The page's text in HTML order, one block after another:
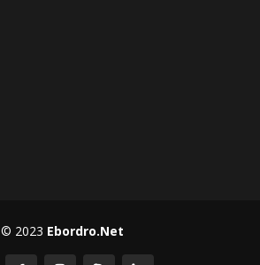
© 2023 Ebordro.Net